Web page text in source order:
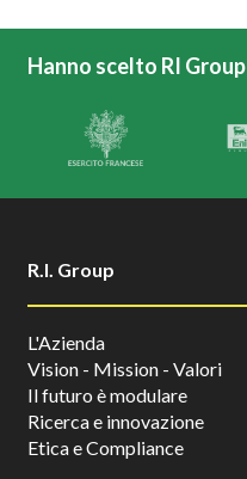
Hanno scelto RI Group
R.I. Group
L'Azienda
Vision - Mission - Valori
Il futuro è modulare
Ricerca e innovazione
Etica e Compliance